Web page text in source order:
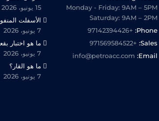
Monday - Friday: 9AM – 5PM
Saturday: 9AM – 2PM
Phone:
+97142394426
Sales:
+971569584522
Email:
info@petroacc.com
15 يونيو، 2026
الأسفلت المنفوخ
7 يونيو، 2026
ما هو اختبار
7 يونيو، 2026
ما هو القار؟
7 يونيو، 2026